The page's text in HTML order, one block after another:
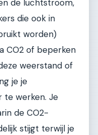
de luchtstroom,
die ook in
worden)
CO2 of beperken
weerstand of
je je
te werken. Je
de CO2-
stijgt terwijl je